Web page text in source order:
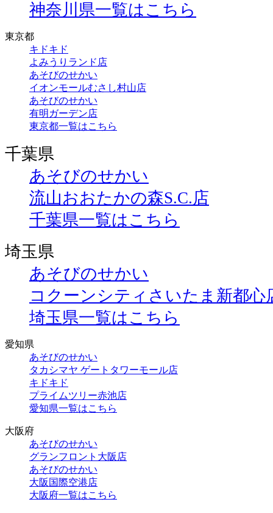
神奈川県一覧はこちら
東京都
キドキド
よみうりランド店
あそびのせかい
イオンモールむさし村山店
あそびのせかい
有明ガーデン店
東京都一覧はこちら
千葉県
あそびのせかい
流山おおたかの森S.C.店
千葉県一覧はこちら
埼玉県
あそびのせかい
コクーンシティさいたま新都心
埼玉県一覧はこちら
愛知県
あそびのせかい
タカシマヤ ゲートタワーモール店
キドキド
プライムツリー赤池店
愛知県一覧はこちら
大阪府
あそびのせかい
グランフロント大阪店
あそびのせかい
大阪国際空港店
大阪府一覧はこちら